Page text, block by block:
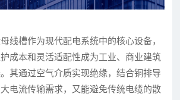
线槽作为现代配电系统中的核心设备，
成本和灵活适配性成为工业、商业建筑
其通过空气介质实现绝缘，结合铜排导
电流传输需求，又能避免传统电缆的散